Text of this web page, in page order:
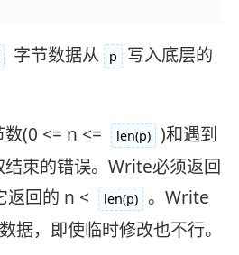
字节数据从 p
写入底层的
(0 <= n <=
len(p) )和遇到
束的错误。Write必须返回
返回的 n <
len(p)
。Write
据，即使临时修改也不行。